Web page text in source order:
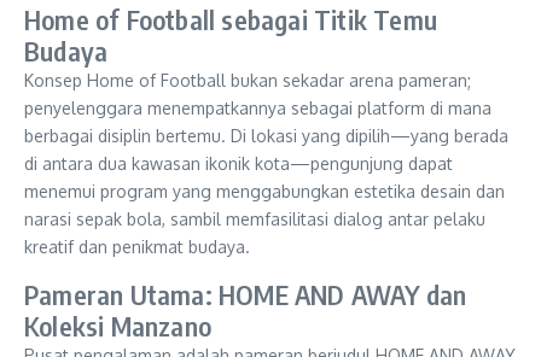
Home of Football sebagai Titik Temu
Budaya
Konsep Home of Football bukan sekadar arena pameran;
penyelenggara menempatkannya sebagai platform di mana
berbagai disiplin bertemu. Di lokasi yang dipilih—yang berada
di antara dua kawasan ikonik kota—pengunjung dapat
menemui program yang menggabungkan estetika desain dan
narasi sepak bola, sambil memfasilitasi dialog antar pelaku
kreatif dan penikmat budaya.
Pameran Utama: HOME AND AWAY dan
Koleksi Manzano